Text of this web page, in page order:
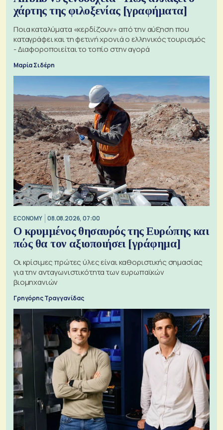
χάρτης της φιλοξενίας [γραφήματα]
Ποια καταλύματα «κερδίζουν» από την αύξηση που
καταγράφει και τη φετινή χρονιά ο ελληνικός τουρισμός
- Διαφοροποιείται το τοπίο στην αγορά
Μαρία Σιδέρη
ECONOMY 08.08.2026, 07:00
Ο κρυμμένος θησαυρός της Ευρώπης και
πώς θα τον αξιοποιήσει [γράφημα]
Οι κρίσιμες πρώτες ύλες είναι καθοριστικής σημασίας
για την ανταγωνιστικότητα των ευρωπαϊκών
βιομηχανιών
Γρηγόρης Τραγγανίδας